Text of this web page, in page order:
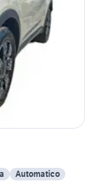
Automatico